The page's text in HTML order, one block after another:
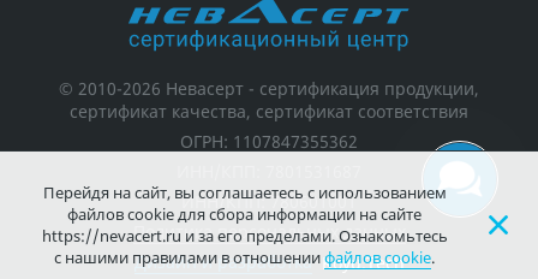
© 2010-2026 Невасерт - сертификация продукции,
сертификат качества, сертификат соответствия
ОГРН: 1107847355362
ИНН/КПП: 780601001
Политика персональных данных
Дизайн и разработка Koyu.Tech
Перейдя на сайт, вы соглашаетесь с использованием
файлов cookie для сбора информации на сайте
https://nevacert.ru и за его пределами. Ознакомьтесь
с нашими правилами в отношениифайлов cookie.